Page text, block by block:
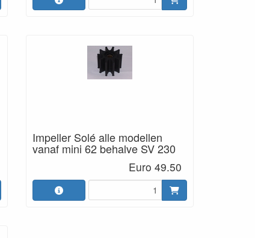
Impeller Solé alle modellen
vanaf mini 62 behalve SV 230
Euro 49.50